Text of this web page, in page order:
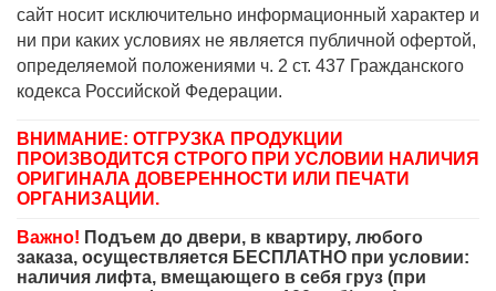
сайт носит исключительно информационный характер и
ни при каких условиях не является публичной офертой,
определяемой положениями ч. 2 ст. 437 Гражданского
кодекса Российской Федерации.
ВНИМАНИЕ: ОТГРУЗКА ПРОДУКЦИИ
ПРОИЗВОДИТСЯ СТРОГО ПРИ УСЛОВИИ НАЛИЧИЯ
ОРИГИНАЛА ДОВЕРЕННОСТИ ИЛИ ПЕЧАТИ
ОРГАНИЗАЦИИ.
Важно! Подъем до двери, в квартиру, любого
заказа, осуществляется БЕСПЛАТНО при условии:
наличия лифта, вмещающего в себя груз (при